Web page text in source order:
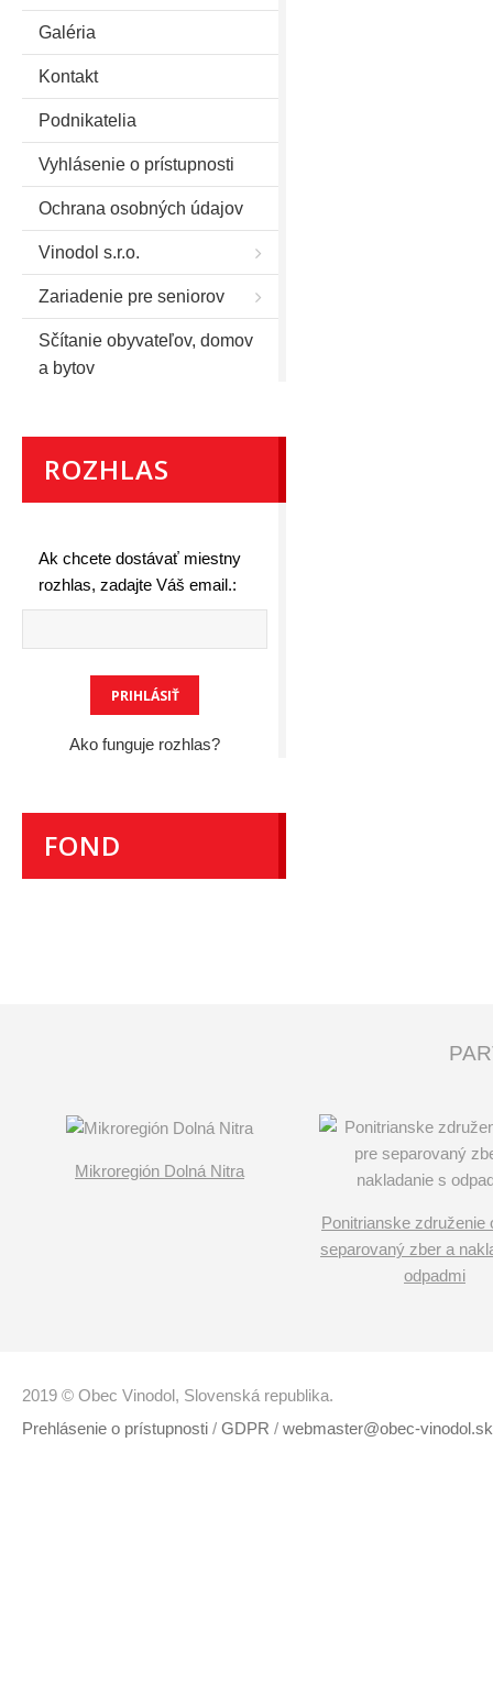
Galéria
Kontakt
Podnikatelia
Vyhlásenie o prístupnosti
Ochrana osobných údajov
Vinodol s.r.o.
Zariadenie pre seniorov
Sčítanie obyvateľov, domov
a bytov
ROZHLAS
Ak chcete dostávať miestny
rozhlas, zadajte Váš email.:
Ako funguje rozhlas?
FOND
Mikroregión Dolná Nitra
Ponitrianske združenie
separovaný zber a
odpadmi
2019 © Obec Vinodol, Slovenská republika.
Prehlásenie o prístupnosti / GDPR / webmaster@obec-vinodol.sk